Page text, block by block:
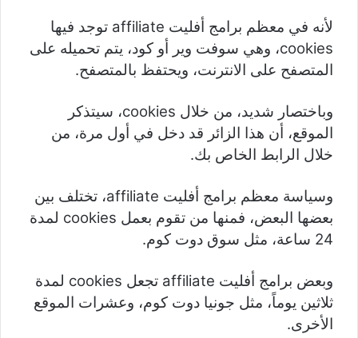
لأنه في معظم برامج أفليت affiliate توجد فيها
cookies، وهي سوفت وير أو كود، يتم تحميله على
المتصفح على الانترنت، ويحتفظ بالمتصفح.
وباختصار شديد، من خلال cookies، سيتذكر
الموقع، أن هذا الزائر قد دخل في أول مرة، من
خلال الرابط الخاص بك.
وسياسة معظم برامج أفليت affiliate، تختلف بين
بعضها البعض، فمنها من تقوم بعمل cookies لمدة
24 ساعة، مثل سوق دوت كوم.
وبعض برامج أفليت affiliate تجعل cookies لمدة
ثلاثين يوماً، مثل جونيا دوت كوم، وعشرات الموقع
الأخرى.